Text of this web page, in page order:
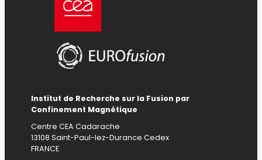
Institut de Recherche sur la Fusion par
Confinement Magnétique
Centre CEA Cadarache
13108 Saint-Paul-lez-Durance Cedex
FRANCE